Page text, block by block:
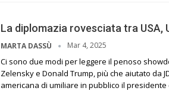
La diplomazia rovesciata tra USA,
MARTA DASSÙ Mar 4, 2025
Ci sono due modi per leggere il penoso
Zelensky e Donald Trump, più che aiutato da
americana di umiliare in pubblico il presidente